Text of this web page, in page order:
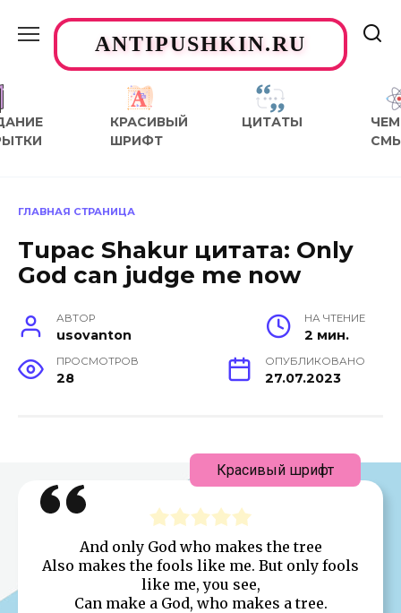
содержаниюANTIPUSHKIN.RU
КРАСИВЫЙ
ШРИФТ
ЦИТАТЫ
ЧЕМ
ГЛАВНАЯ СТРАНИЦА
Tupac Shakur цитата: Only
God can judge me now
АВТОР
usovanton
НА ЧТЕНИЕ
2 мин.
ПРОСМОТРОВ
28
ОПУБЛИКОВАНО
27.07.2023
And only God who makes the tree
Also makes the fools like me. But only fools
like me, you see,
Can make a God, who makes a tree.
Красивый шрифт